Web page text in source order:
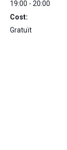
19:00 - 20:00
Cost:
Gratuït